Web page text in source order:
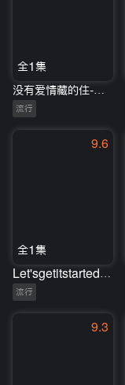
全1集
流行
9.6
全1集
流行
9.3